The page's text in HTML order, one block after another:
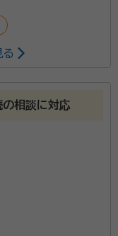
ねいな仕事を心が
、任意後見契約、
【対応地域】東京
前にご連絡いた
。
の相談に対応